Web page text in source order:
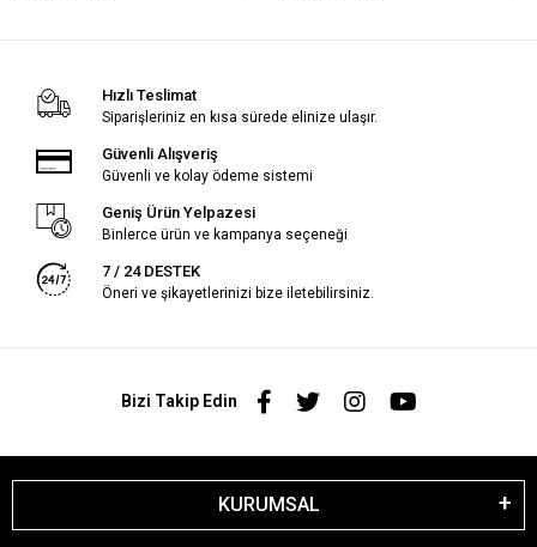
Hızlı Teslimat
Siparişleriniz en kısa sürede elinize ulaşır.
Güvenli Alışveriş
Güvenli ve kolay ödeme sistemi
Geniş Ürün Yelpazesi
Binlerce ürün ve kampanya seçeneği
7 / 24 DESTEK
Öneri ve şikayetlerinizi bize iletebilirsiniz.
Bizi Takip Edin
KURUMSAL